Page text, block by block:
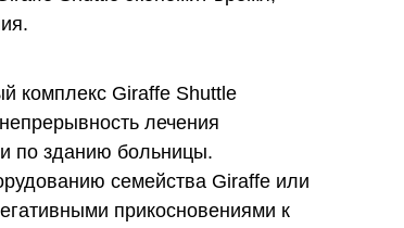
комплекс Giraffe Shuttle
лечения
по зданию больницы.
семейства Giraffe или
прикосновениями к